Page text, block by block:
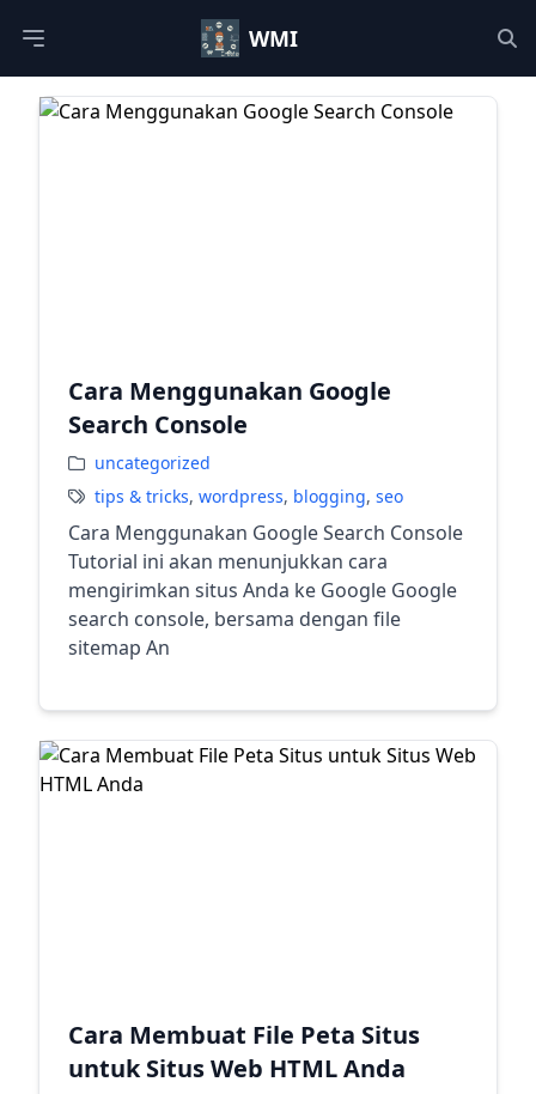
Open main menu WMI
Cara Menggunakan Google
Search Console
uncategorized
tips & tricks, wordpress, blogging, seo
Cara Menggunakan Google Search Console
Tutorial ini akan menunjukkan cara
mengirimkan situs Anda ke Google Google
search console, bersama dengan file
sitemap An
Cara Membuat File Peta Situs
untuk Situs Web HTML Anda